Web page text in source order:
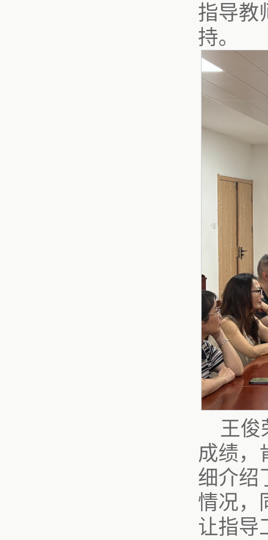
指导教
持。
王俊
成绩，
细介绍
情况，
让指导